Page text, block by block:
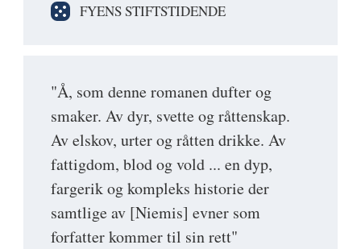
FYENS STIFTSTIDENDE
"Å, som denne romanen dufter og
smaker. Av dyr, svette og råttenskap.
Av elskov, urter og råtten drikke. Av
fattigdom, blod og vold ... en dyp,
fargerik og kompleks historie der
samtlige av [Niemis] evner som
forfatter kommer til sin rett"